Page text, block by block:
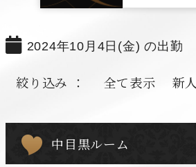
2024年10月4日(金) の出勤
絞り込み ： 全て表示 新人
中目黒ルーム